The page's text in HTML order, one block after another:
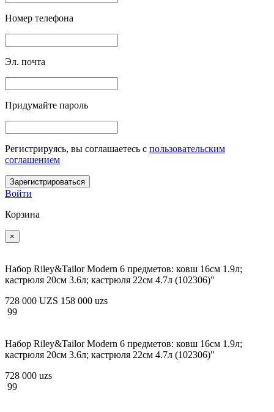
Номер телефона
Эл. почта
Придумайте пароль
Регистрируясь, вы соглашаетесь c пользовательским
соглашением
Зарегистрироваться
Войти
Корзина
×
Набор Riley&Tailor Modern 6 предметов: ковш 16см 1.9л;
кастрюля 20см 3.6л; кастрюля 22см 4.7л (102306)"
728 000 UZS 158 000 uzs
99
Набор Riley&Tailor Modern 6 предметов: ковш 16см 1.9л;
кастрюля 20см 3.6л; кастрюля 22см 4.7л (102306)"
728 000 uzs
99